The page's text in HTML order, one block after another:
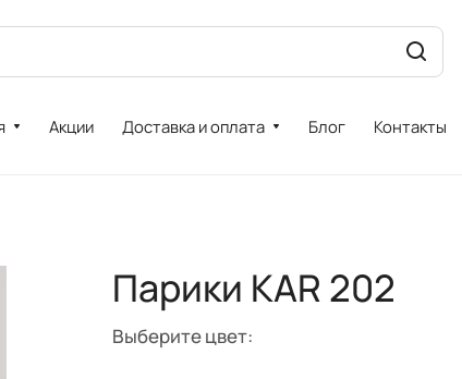
Акции Доставка и оплата Блог Контакты
Парики KAR 202
Выберите цвет: